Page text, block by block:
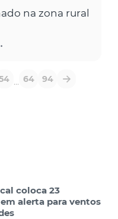
na zona rural
... 64 94
coloca 23
alerta para ventos